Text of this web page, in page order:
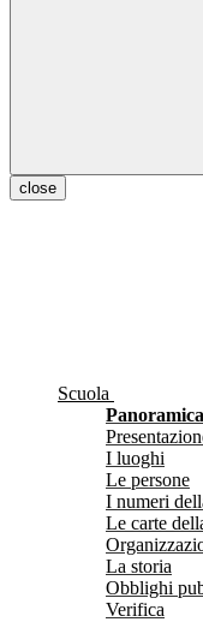
close
Scuola
Panoramica
I luoghi
Le persone
I numeri
Le carte
La storia
Obblighi
Verifica